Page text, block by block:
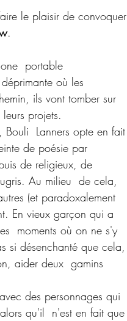
le plaisir de convoquer
.
portable
où les
ils vont tomber sur
projets.
Lanners opte en fait
de poésie par
de religieux, de
Au milieu  de cela,
(et paradoxalement
En vieux garçon qui a
moments où on ne s'y
si désenchanté que cela,
aider deux  gamins
des personnages qui
qu'il  n'est en fait que